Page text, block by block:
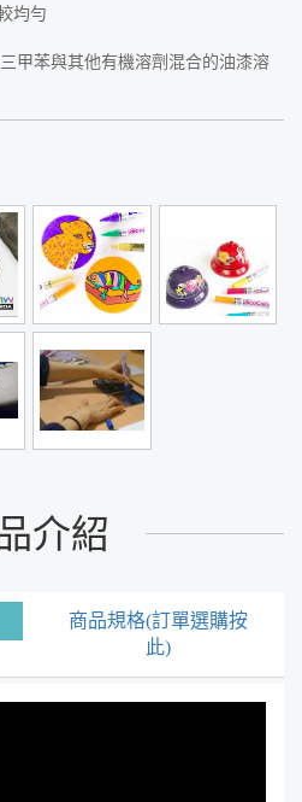
均勻
甲苯與其他有機溶劑混合的油漆溶
介紹
商品規格(訂單選購按
此)